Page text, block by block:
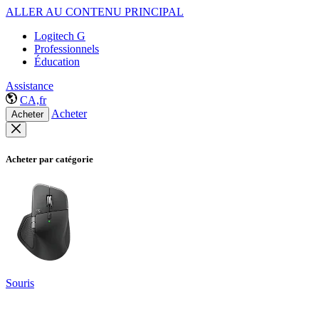
ALLER AU CONTENU PRINCIPAL
Logitech G
Professionnels
Éducation
Assistance
CA,fr
Acheter Acheter
Acheter par catégorie
Souris